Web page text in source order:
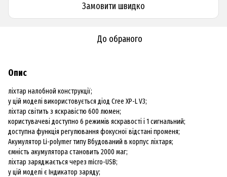
Замовити швидко
До обраного
Опис
ліхтар налобной конструкції;
у цій моделі використовується діод Cree XP-L V3;
ліхтар світить з яскравістю 600 люмен;
користувачеві доступно 6 режимів яскравості і 1 сигнальний;
доступна функція регулювання фокусної відстані променя;
Акумулятор Li-polymer типу Вбудований в корпус ліхтаря;
ємність акумулятора становить 2000 маг;
ліхтар заряджається через micro-USB;
у цій моделі є Індикатор заряду;